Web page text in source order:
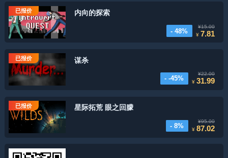
已报价 内向的探索
- 48%
¥15.00
¥ 7.81
已报价 谋杀
- -45%
¥22.00
¥31.99
已报价 星际拓荒 眼之回朦
- 8%
¥95.00
¥87.02